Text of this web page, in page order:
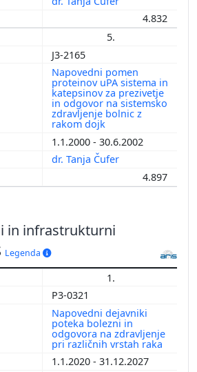
4.832
5.
J3-2165
Napovedni pomen
proteinov uPA sistema in
katepsinov za prezivetje
in odgovor na sistemsko
zdravljenje bolnic z
rakom dojk
1.1.2000 - 30.6.2002
dr. Tanja Čufer
4.897
in infrastrukturni
Legenda
1.
P3-0321
Napovedni dejavniki
poteka bolezni in
odgovora na zdravljenje
pri različnih vrstah raka
1.1.2020 - 31.12.2027